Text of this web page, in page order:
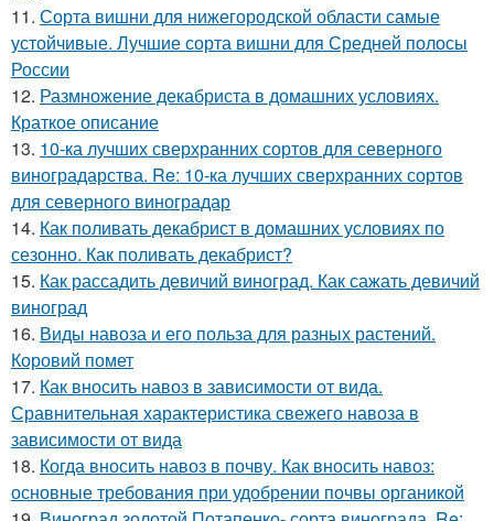
11. Сорта вишни для нижегородской области самые
устойчивые. Лучшие сорта вишни для Средней полосы
России
12. Размножение декабриста в домашних условиях.
Краткое описание
13. 10-ка лучших сверхранних сортов для северного
виноградарства. Re: 10-ка лучших сверхранних сортов
для северного виноградар
14. Как поливать декабрист в домашних условиях по
сезонно. Как поливать декабрист?
15. Как рассадить девичий виноград. Как сажать девичий
виноград
16. Виды навоза и его польза для разных растений.
Коровий помет
17. Как вносить навоз в зависимости от вида.
Сравнительная характеристика свежего навоза в
зависимости от вида
18. Когда вносить навоз в почву. Как вносить навоз:
основные требования при удобрении почвы органикой